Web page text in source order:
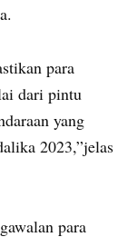
para
dari pintu
yang
2023,”jelas
para